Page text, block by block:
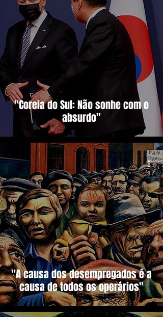
"Coreia do Sul: Não sonhe com o
absurdo"
"A causa dos desempregados é a
causa de todos os operários"